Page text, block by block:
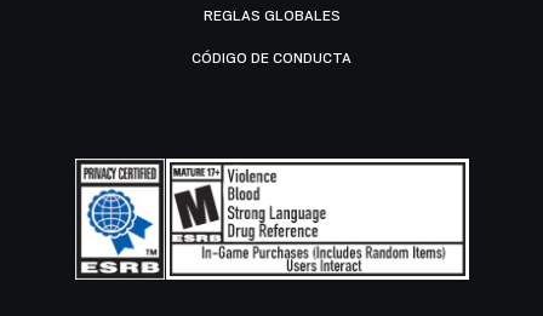
REGLAS GLOBALES
CÓDIGO DE CONDUCTA